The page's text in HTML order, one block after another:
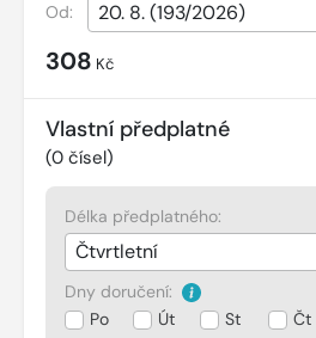
Od:
308 Kč
Vlastní předplatné
(0 čísel)
Délka předplatného:
Dny doručení:
Po
Út St Čt